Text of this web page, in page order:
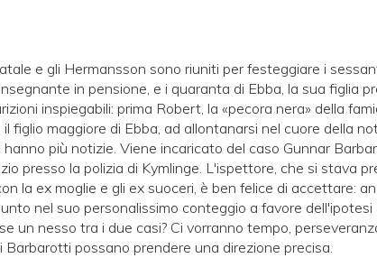
e gli Hermansson sono riuniti per festeggiare i
in pensione, e i quaranta di Ebba, la sua figlia
inspiegabili: prima Robert, la «pecora nera» della
figlio maggiore di Ebba, ad allontanarsi nel cuore della
più notizie. Viene incaricato del caso Gunnar
presso la polizia di Kymlinge. L'ispettore, che si stava
la ex moglie e gli ex suoceri, è ben felice di accettare:
nel suo personalissimo conteggio a favore dell'ipotesi
un nesso tra i due casi? Ci vorranno tempo,
Barbarotti possano prendere una direzione precisa.